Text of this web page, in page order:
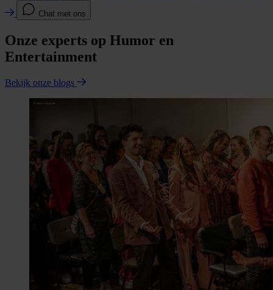
Chat met ons
Onze experts op Humor en
Entertainment
Bekijk onze blogs